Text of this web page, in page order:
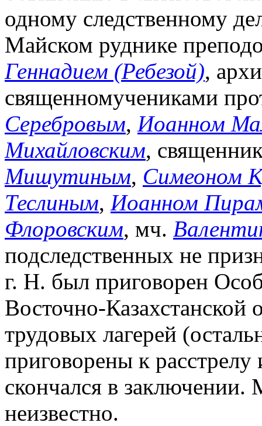
одному следственному
Майском руднике
Геннадием (Ребезой),
священномучениками
Серебровым, Иоанном
Михайловским,
Мишутиным, Симеоном
Теслиным, Иоанном
Флоровским, мч.
подследственных не
г. Н. был приговорен
Восточно-Казахстанской
трудовых лагерей
приговорены к
скончался в заключении.
неизвестно.